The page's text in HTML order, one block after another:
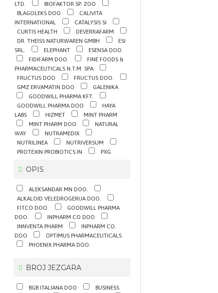
LTD.
BIOFAKTOR SP. ZOO
BLAGOLEKS DOO
CALIVITA
INTERNATIONAL
CATALYSIS SI
CURTIS HEALTH
DEVERRAFARM
DR. THEISS NATURWAREN GMBH
ESI
SRL.
ELEPHANT
ESENSA DOO.
FIDIFARM DOO.
FINE FOODS &
PHARMACEUTICALS N.T.M. SPA
FRUCTUS DOO
FRUCTUS DOO.
GMZ ERVAMATIN DOO
GALENIKA
GOODWILL PHARMA KFT.
GOODWILL PHARMA DOO
HAYA
LABS
HIZMET
MINT PHARM
MINT PHARM DOO
NATURAL
WAY
NUTRAMEDIX
NUTRILINEA
NUTRIVERSUM
PROTEXIN PROBIOTICS IN
PXG
PLEURAN S.R.O.
VITABIOTICS LTD.
ZINZINO
ŠUMSKE KAPI DOO
OPIS
ALEKSANDAR MN DOO.
ALKALOID VELEDROGERIJA DOO.
FITCO DOO.
GOODWILL PHARMA
DOO.
INPHARM CO DOO
INNVENTA PHARM
INPHARM CO.
DOO
OPTIMUS PHARMACEUTICALS
PHOENIX PHARMA DOO.
BROJ JEZGARA
BGB ITALIANA DOO
BUSINESS